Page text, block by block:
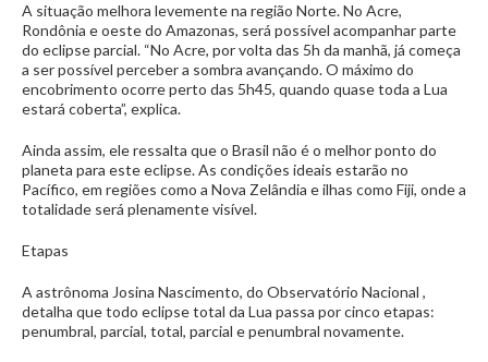
A situação melhora levemente na região Norte. No Acre,
Rondônia e oeste do Amazonas, será possível acompanhar parte
do eclipse parcial. “No Acre, por volta das 5h da manhã, já começa
a ser possível perceber a sombra avançando. O máximo do
encobrimento ocorre perto das 5h45, quando quase toda a Lua
estará coberta”, explica.
Ainda assim, ele ressalta que o Brasil não é o melhor ponto do
planeta para este eclipse. As condições ideais estarão no
Pacífico, em regiões como a Nova Zelândia e ilhas como Fiji, onde a
totalidade será plenamente visível.
Etapas
A astrônoma Josina Nascimento, do Observatório Nacional ,
detalha que todo eclipse total da Lua passa por cinco etapas:
penumbral, parcial, total, parcial e penumbral novamente.